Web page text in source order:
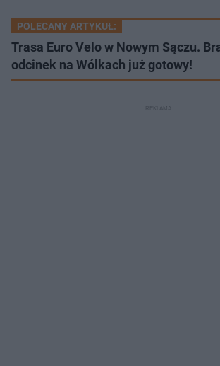
POLECANY ARTYKUŁ:
Trasa Euro Velo w Nowym Sączu.
odcinek na Wólkach już gotowy!